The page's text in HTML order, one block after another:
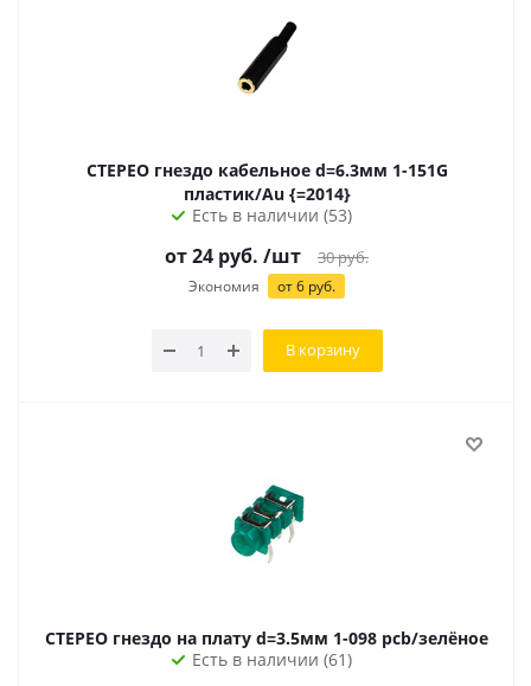
СТЕРЕО гнездо кабельное d=6.3мм 1-151G
пластик/Au {=2014}
Есть в наличии (53)
от24 руб. /шт 30руб.
Экономия от6 руб.
В корзину
СТЕРЕО гнездо на плату d=3.5мм 1-098 pcb/зелёное
Есть в наличии (61)